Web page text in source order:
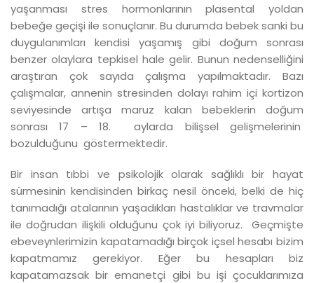
yaşanması stres hormonlarının plasental yoldan
bebeğe geçişi ile sonuçlanır. Bu durumda bebek sanki bu
duygulanımları kendisi yaşamış gibi doğum sonrası
benzer olaylara tepkisel hale gelir. Bunun nedenselliğini
araştıran çok sayıda çalışma yapılmaktadır. Bazı
çalışmalar, annenin stresinden dolayı rahim içi kortizon
seviyesinde artışa maruz kalan bebeklerin doğum
sonrası 17 – 18. aylarda bilişsel gelişmelerinin
bozulduğunu göstermektedir.
Bir insan tıbbi ve psikolojik olarak sağlıklı bir hayat
sürmesinin kendisinden birkaç nesil önceki, belki de hiç
tanımadığı atalarının yaşadıkları hastalıklar ve travmalar
ile doğrudan ilişkili olduğunu çok iyi biliyoruz. Geçmişte
ebeveynlerimizin kapatamadığı birçok içsel hesabı bizim
kapatmamız gerekiyor. Eğer bu hesapları biz
kapatamazsak bir emanetçi gibi bu işi çocuklarımıza